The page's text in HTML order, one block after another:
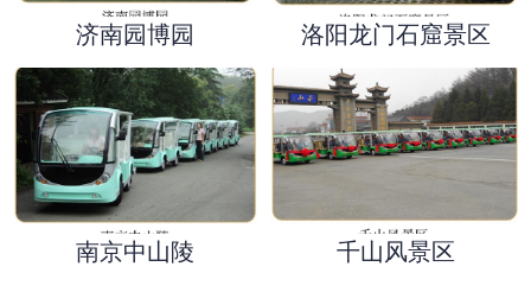
济南园博园 洛阳龙门石窟景区
南京中山陵 千山风景区